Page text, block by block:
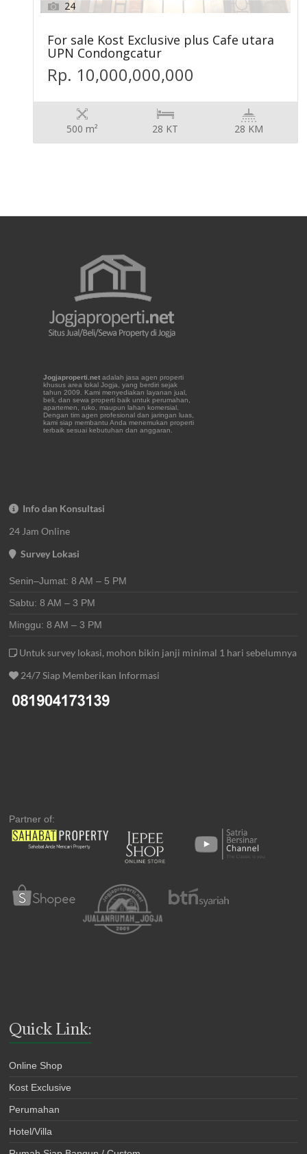
24
For sale Kost Exclusive plus Cafe utara
UPN Condongcatur
Rp. 10,000,000,000
500 m² 28 KT 28 KM
Jogjaproperti.net adalah jasa agen properti
khusus area lokal Jogja, yang berdiri sejak
tahun 2009. Kami menyediakan layanan jual,
beli, dan sewa properti baik untuk perumahan,
apartemen, ruko, maupun lahan komersial.
Dengan tim agen profesional dan jaringan luas,
kami siap membantu Anda menemukan properti
terbaik sesuai kebutuhan dan anggaran.
Info dan Konsultasi
24 Jam Online
Survey Lokasi
Senin–Jumat: 8 AM – 5 PM
Sabtu: 8 AM – 3 PM
Minggu: 8 AM – 3 PM
Untuk survey lokasi, mohon bikin janji minimal 1 hari sebelumnya
24/7 Siap Memberikan Informasi
Partner of:
Quick Link:
Online Shop
Kost Exclusive
Perumahan
Hotel/Villa